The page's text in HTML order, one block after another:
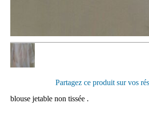
Partagez ce produit sur vos
blouse jetable non tissée .